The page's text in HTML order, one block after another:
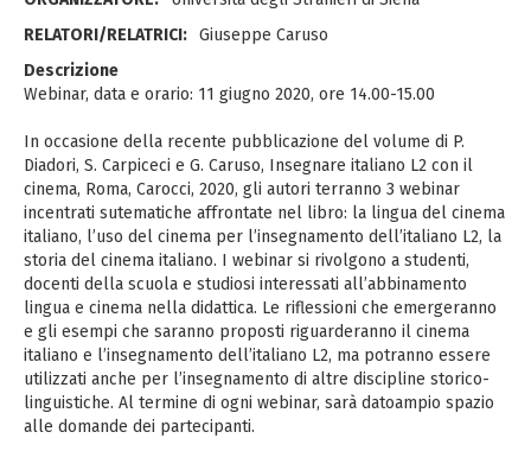
RELATORI/RELATRICI: Giuseppe Caruso
Descrizione
Webinar, data e orario: 11 giugno 2020, ore 14.00-15.00
In occasione della recente pubblicazione del volume di P.
Diadori, S. Carpiceci e G. Caruso, Insegnare italiano L2 con il
cinema, Roma, Carocci, 2020, gli autori terranno 3 webinar
incentrati sutematiche affrontate nel libro: la lingua del cinema
italiano, l’uso del cinema per l’insegnamento dell’italiano L2, la
storia del cinema italiano. I webinar si rivolgono a studenti,
docenti della scuola e studiosi interessati all’abbinamento
lingua e cinema nella didattica. Le riflessioni che emergeranno
e gli esempi che saranno proposti riguarderanno il cinema
italiano e l’insegnamento dell’italiano L2, ma potranno essere
utilizzati anche per l’insegnamento di altre discipline storico-
linguistiche. Al termine di ogni webinar, sarà datoampio spazio
alle domande dei partecipanti.